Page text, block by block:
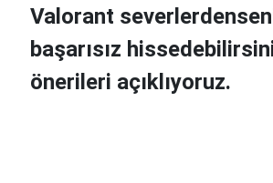
Valorant
başarısız
önerileri açıklıyoruz.